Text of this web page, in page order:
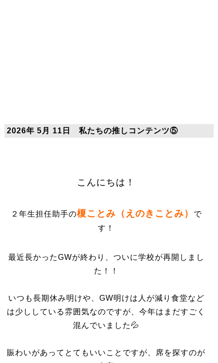
2026年 5月 11日 私たちの推しコンテンツ⑤
こんにちは！
２年生担任助手の榎ことみ（えのきことみ）
で
す！
最近長かったGWが終わり、ついに学校が再開しまし
た！！
いつも長期休み明けや、GW明けは人が減り食堂など
は少ししている雰囲気なのですが、今年はまだすごく
混んでいました💦
賑わいがあってとてもいいことですが、席を探すのが